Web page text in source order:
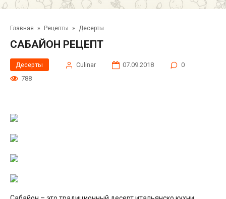
Главная » Рецепты » Десерты
САБАЙОН РЕЦЕПТ
Десерты Сulinar 07.09.2018
0
788